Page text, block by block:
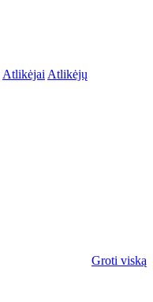
Atlikėjai Atlikėjų
Groti viską